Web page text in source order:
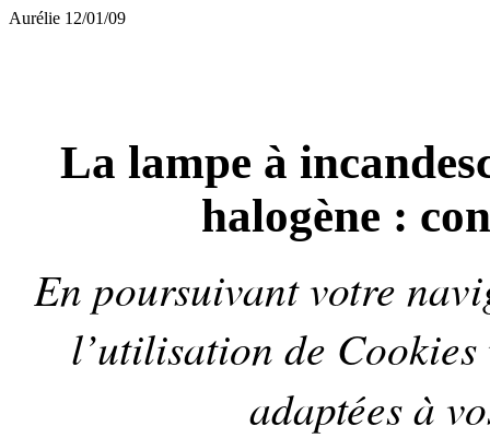
Aurélie 12/01/09
La lampe à
halogène :
En poursuivant votre
l’utilisation de Cookies
adaptées à